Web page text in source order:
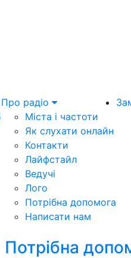
Про радіо
Міста і частоти
Як слухати онлайн
Контакти
Лайфстайл
Ведучі
Лого
Потрібна допомога
Написати нам
Потрібна